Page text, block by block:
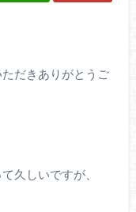
だきありがとうご
久しいですが、